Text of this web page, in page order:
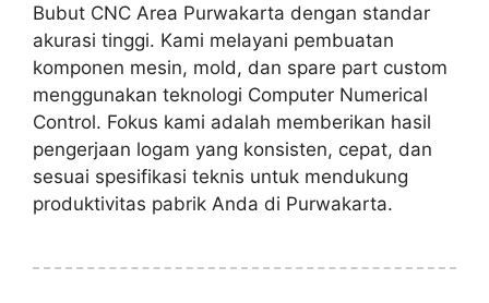
Bubut CNC Area Purwakarta dengan standar
akurasi tinggi. Kami melayani pembuatan
komponen mesin, mold, dan spare part custom
menggunakan teknologi Computer Numerical
Control. Fokus kami adalah memberikan hasil
pengerjaan logam yang konsisten, cepat, dan
sesuai spesifikasi teknis untuk mendukung
produktivitas pabrik Anda di Purwakarta.